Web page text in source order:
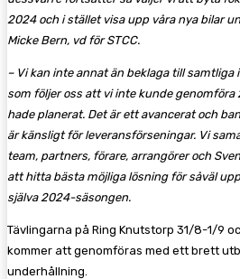
2024 och i stället visa upp våra nya bilar
Micke Bern, vd för STCC.
– Vi kan inte annat än beklaga till samtliga
som följer oss att vi inte kunde
hade planerat. Det är ett avancerat och
är känsligt för leveransförseningar. Vi
team, partners, förare, arrangörer och
att hitta bästa möjliga lösning för såväl
själva 2024-säsongen.
Tävlingarna på Ring Knutstorp 31/8-1/9
kommer att genomföras med ett brett
underhållning.